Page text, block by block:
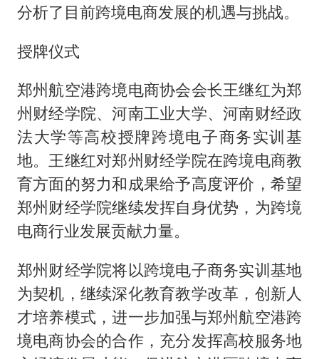
分析了目前跨境电商发展的机遇与挑战。
授牌仪式
郑州航空港跨境电商协会会长王继红为郑
州财经学院、河南工业大学、河南财经政
法大学等高校授牌跨境电子商务实训基
地。王继红对郑州财经学院在跨境电商教
育方面的努力和成果给予高度评价，希望
郑州财经学院继续发挥自身优势，为跨境
电商行业发展贡献力量。
郑州财经学院将以跨境电子商务实训基地
为契机，继续深化教育教学改革，创新人
才培养模式，进一步加强与郑州航空港跨
境电商协会的合作，充分发挥高校服务地